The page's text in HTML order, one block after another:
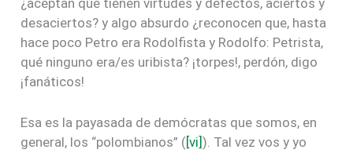
¿aceptan que tienen virtudes y defectos, aciertos y
desaciertos? y algo absurdo ¿reconocen que, hasta
hace poco Petro era Rodolfista y Rodolfo: Petrista,
qué ninguno era/es uribista? ¡torpes!, perdón, digo
¡fanáticos!
Esa es la payasada de demócratas que somos, en
general, los “polombianos” ([vi]). Tal vez vos y yo